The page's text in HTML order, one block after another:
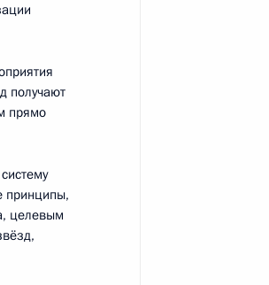
получают
прямо
принципы,
целевым